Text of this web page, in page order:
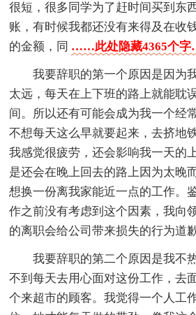
很短，很多同学为了赶时间买到东
账，有时候我都还没有来得及在收
的金额，同 ……此处隐藏4365个
我要辞职的第一个原因是因为
太远，每天在上下班的路上就能耽
间。所以还有可能会成为我一个经
不想每天这么早就要起来，去挤地
我感觉很疲劳，还会影响我一天的
是还会在晚上回去的路上因为太晚
想换一份离我家能近一点的工作。
作之前没有考虑到这个因素，我向
的离职会给公司带来损失的行为道歉
我要辞职的第二个原因是我不
不到每天去用心面对这份工作，去
个来超市的顾客。我觉得一个人工